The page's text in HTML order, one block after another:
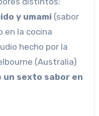
y umami (sabor
en la cocina
hecho por la
(Australia)
un sexto sabor en